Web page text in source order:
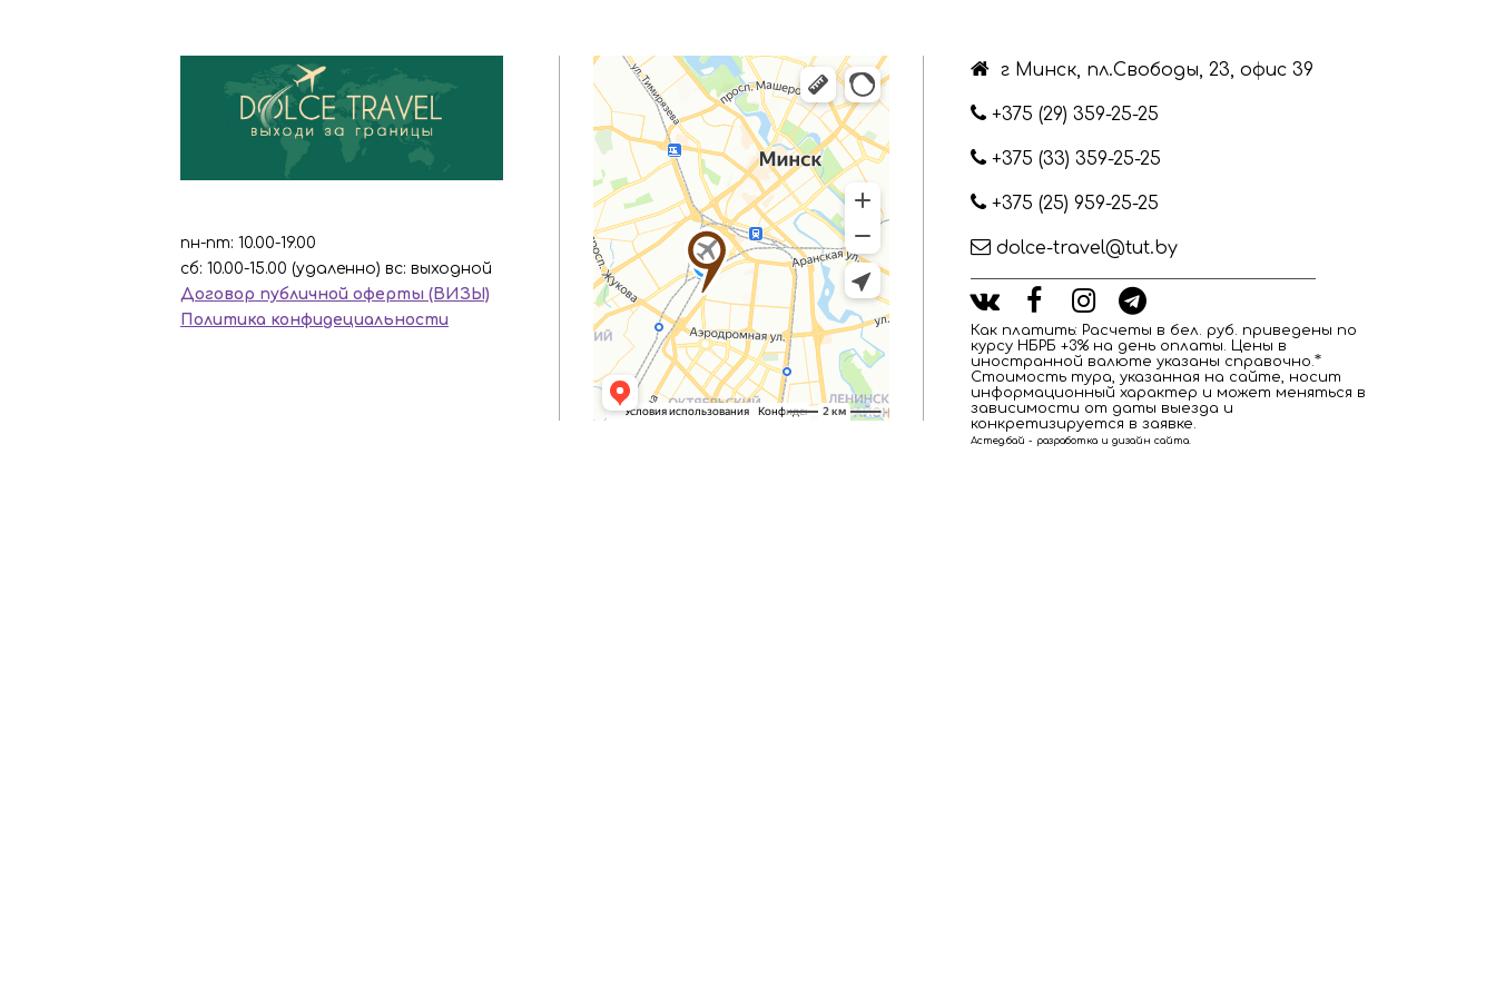
пн-пт: 10.00-19.00
сб: 10.00-15.00 (удаленно) вс: выходной
Договор публичной оферты (ВИЗЫ)
Политика конфидециальности
г Минск, пл.Свободы, 23, офис 39
+375 (29) 359-25-25
+375 (33) 359-25-25
+375 (25) 959-25-25
dolce-travel@tut.by
Как платить: Расчеты в бел. руб. приведены по
курсу НБРБ +3% на день оплаты. Цены в
иностранной валюте указаны справочно. ⃰
Стоимость тура, указанная на сайте, носит
информационный характер и может меняться в
зависимости от даты выезда и
конкретизируется в заявке.
Астед.бай - разработка и дизайн сайта.